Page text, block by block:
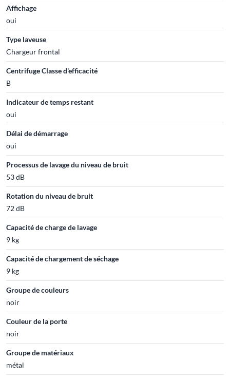
Affichage
oui
Type laveuse
Chargeur frontal
Centrifuge Classe d'efficacité
B
Indicateur de temps restant
oui
Délai de démarrage
oui
Processus de lavage du niveau de bruit
53 dB
Rotation du niveau de bruit
72 dB
Capacité de charge de lavage
9 kg
Capacité de chargement de séchage
9 kg
Groupe de couleurs
noir
Couleur de la porte
noir
Groupe de matériaux
métal